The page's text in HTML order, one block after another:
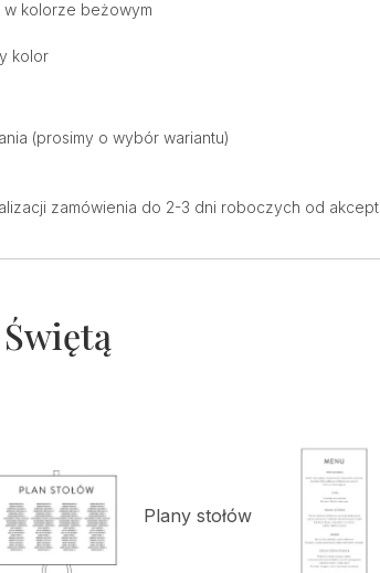
kolorze beżowym
kolor
(prosimy o wybór wariantu)
zamówienia do 2-3 dni roboczych od
Plany stołów